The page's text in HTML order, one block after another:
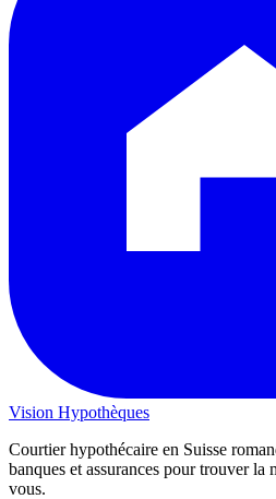
Vision Hypothèques
Courtier hypothécaire en Suisse
banques et assurances pour trouver
vous.